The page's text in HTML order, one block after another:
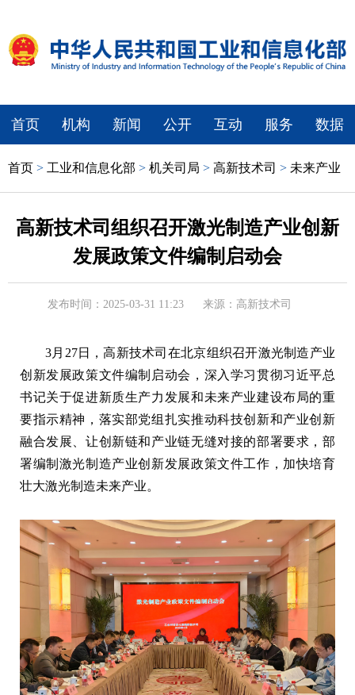
首页 机构 新闻 公开 互动 服务 数据
首页 > 工业和信息化部 > 机关司局 > 高新技术司 > 未来产业
高新技术司组织召开激光制造产业创新
发展政策文件编制启动会
发布时间：2025-03-31 11:23 来源：高新技术司
3月27日，高新技术司在北京组织召开激光制造产业
创新发展政策文件编制启动会，深入学习贯彻习近平总
书记关于促进新质生产力发展和未来产业建设布局的重
要指示精神，落实部党组扎实推动科技创新和产业创新
融合发展、让创新链和产业链无缝对接的部署要求，部
署编制激光制造产业创新发展政策文件工作，加快培育
壮大激光制造未来产业。